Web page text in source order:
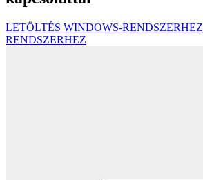
LETÖLTÉS WINDOWS-RENDSZERHEZ
RENDSZERHEZ